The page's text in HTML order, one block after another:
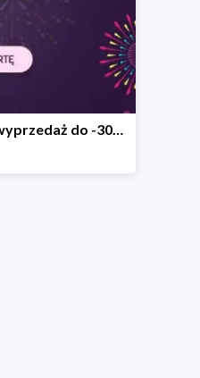
Noworoczna wyprzedaż do -30% w Vobis